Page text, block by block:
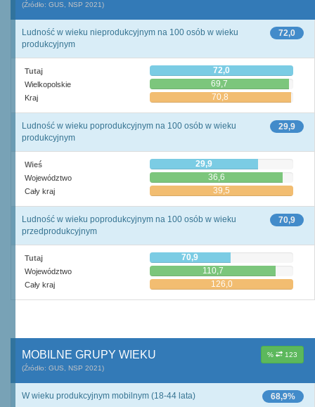
(Źródło: GUS, NSP 2021)
72,0
Ludność w wieku nieprodukcyjnym na 100 osób w wieku
produkcyjnym
Tutaj 72,0
Wielkopolskie 69,7
Kraj 70,8
29,9
Ludność w wieku poprodukcyjnym na 100 osób w wieku
produkcyjnym
Wieś 29,9
Województwo 36,6
Cały kraj 39,5
70,9
Ludność w wieku poprodukcyjnym na 100 osób w wieku
przedprodukcyjnym
Tutaj 70,9
Województwo 110,7
Cały kraj 126,0
% 123
MOBILNE GRUPY WIEKU
(Źródło: GUS, NSP 2021)
68,9%
W wieku produkcyjnym mobilnym (18-44 lata)